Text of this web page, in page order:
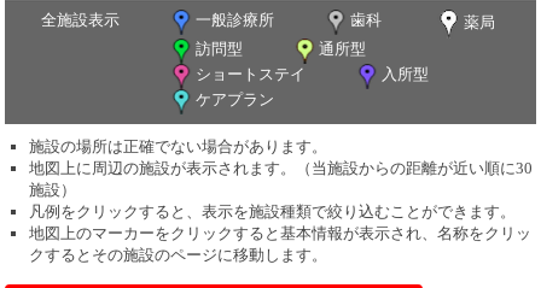
全施設表示 一般診療所 歯科
薬局
訪問型
通所型
ショートステイ
入所型
ケアプラン
施設の場所は正確でない場合があります。
地図上に周辺の施設が表示されます。（当施設からの距離が近い順に30
施設）
凡例をクリックすると、表示を施設種類で絞り込むことができます。
地図上のマーカーをクリックすると基本情報が表示され、名称をクリッ
クするとその施設のページに移動します。